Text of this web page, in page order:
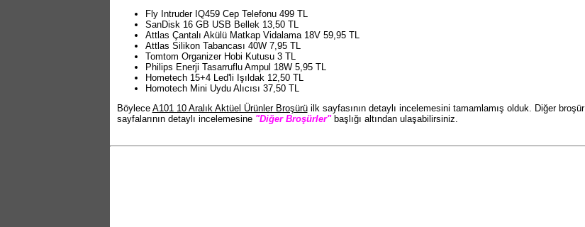
Fly Intruder IQ459 Cep Telefonu 499 TL
SanDisk 16 GB USB Bellek 13,50 TL
Attlas Çantalı Akülü Matkap Vidalama 18V 59,95 TL
Attlas Silikon Tabancası 40W 7,95 TL
Tomtom Organizer Hobi Kutusu 3 TL
Philips Enerji Tasarruflu Ampul 18W 5,95 TL
Hometech 15+4 Led'li Işıldak 12,50 TL
Homotech Mini Uydu Alıcısı 37,50 TL
Böylece A101 10 Aralık Aktüel Ürünler Broşürüilk sayfasının detaylı incelemesini tamamlamış olduk. Diğer broşür
sayfalarının detaylı incelemesine "Diğer Broşürler"başlığı altından ulaşabilirsiniz.